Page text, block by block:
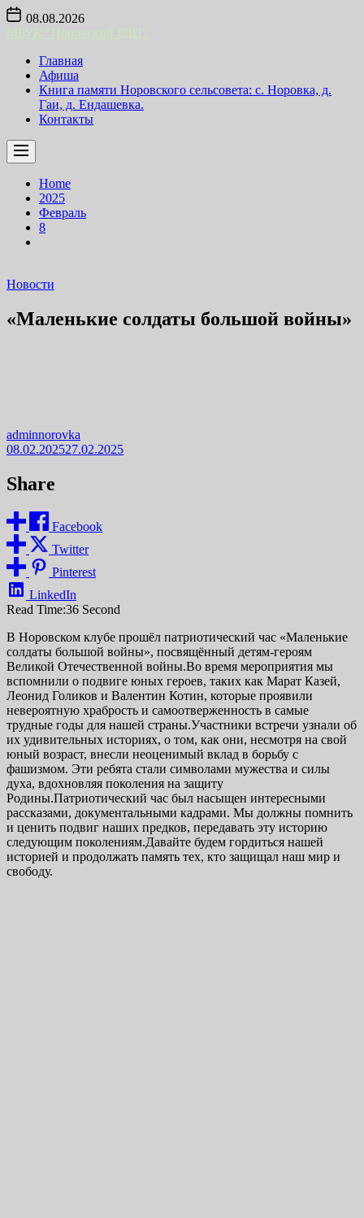
Skip
content
08.08.2026
Главная
Афиша
Книга памяти Норовского сельсовета: с. Норовка, д.
Гаи, д. Ендашевка.
Контакты
Home
2025
Февраль
8
Новости
«Маленькие солдаты большой войны»
adminnorovka
08.02.202527.02.2025
Share
Facebook
Twitter
Pinterest
LinkedIn
Read Time:36 Second
В Норовском клубе прошёл патриотический час «Маленькие
солдаты большой войны», посвящённый детям-героям
Великой Отечественной войны.Во время мероприятия мы
вспомнили о подвиге юных героев, таких как Марат Казей,
Леонид Голиков и Валентин Котин, которые проявили
невероятную храбрость и самоотверженность в самые
трудные годы для нашей страны.Участники встречи узнали об
их удивительных историях, о том, как они, несмотря на свой
юный возраст, внесли неоценимый вклад в борьбу с
фашизмом. Эти ребята стали символами мужества и силы
духа, вдохновляя поколения на защиту
Родины.Патриотический час был насыщен интересными
рассказами, документальными кадрами. Мы должны помнить
и ценить подвиг наших предков, передавать эту историю
следующим поколениям.Давайте будем гордиться нашей
историей и продолжать память тех, кто защищал наш мир и
свободу.